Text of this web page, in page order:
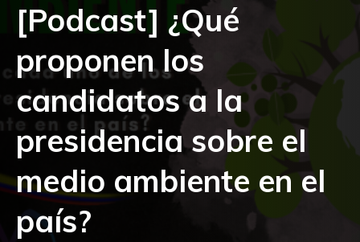
[Podcast] ¿Qué
proponen los
candidatos a la
presidencia sobre el
medio ambiente en el
país?